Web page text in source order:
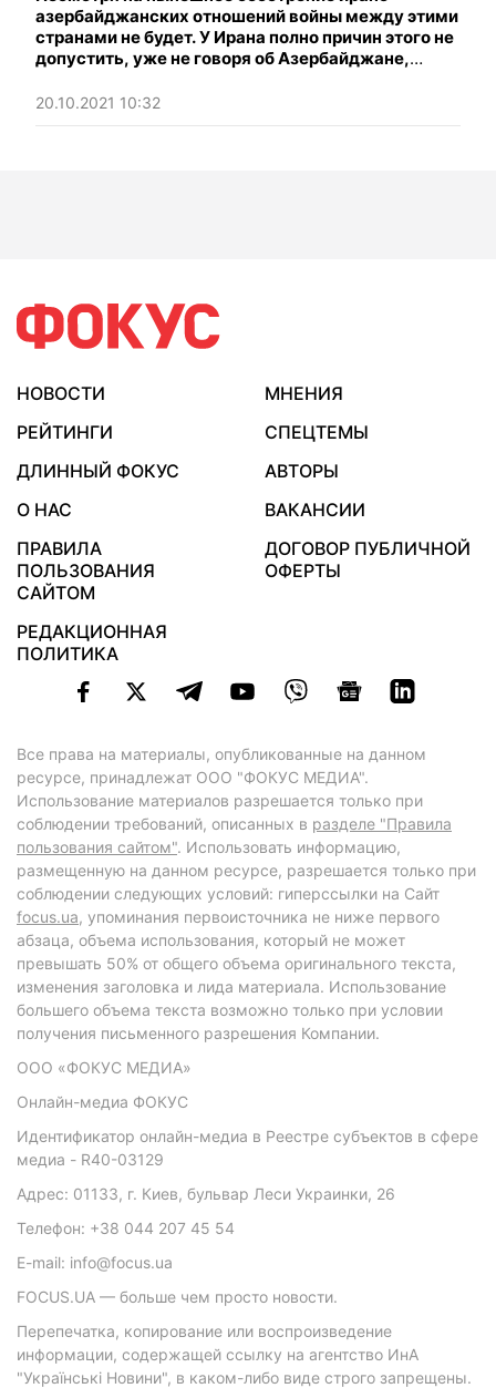
азербайджанских отношений войны между этими
странами не будет. У Ирана полно причин этого не
допустить, уже не говоря об Азербайджане,
нескольких стульях одновременно.
20.10.2021 10:32
НОВОСТИ
МНЕНИЯ
РЕЙТИНГИ
СПЕЦТЕМЫ
ДЛИННЫЙ ФОКУС
АВТОРЫ
О НАС
ВАКАНСИИ
ПРАВИЛА
ПОЛЬЗОВАНИЯ
САЙТОМ
ДОГОВОР ПУБЛИЧНОЙ
ОФЕРТЫ
РЕДАКЦИОННАЯ
ПОЛИТИКА
Все права на материалы, опубликованные на данном
ресурсе, принадлежат ООО "ФОКУС МЕДИА".
Использование материалов разрешается только при
соблюдении требований, описанных в разделе "Правила
пользования сайтом". Использовать информацию,
размещенную на данном ресурсе, разрешается только при
соблюдении следующих условий: гиперссылки на Сайт
focus.ua, упоминания первоисточника не ниже первого
абзаца, объема использования, который не может
превышать 50% от общего объема оригинального текста,
изменения заголовка и лида материала. Использование
большего объема текста возможно только при условии
получения письменного разрешения Компании.
ООО «ФОКУС МЕДИА»
Онлайн-медиа ФОКУС
Идентификатор онлайн-медиа в Реестре субъектов в сфере
медиа - R40-03129
Адрес: 01133, г. Киев, бульвар Леси Украинки, 26
Телефон: +38 044 207 45 54
E-mail: info@focus.ua
FOCUS.UA — больше чем просто новости.
Перепечатка, копирование или воспроизведение
информации, содержащей ссылку на агентство ИнА
"Українські Новини", в каком-либо виде строго запрещены.